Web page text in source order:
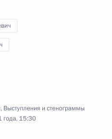
, Выступления и стенограммы
года, 15:30